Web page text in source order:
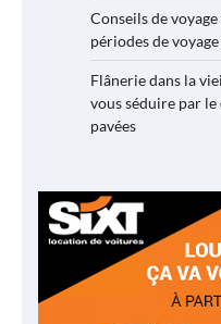
Conseils de
périodes de
Flânerie dans la
vous séduire par
pavées